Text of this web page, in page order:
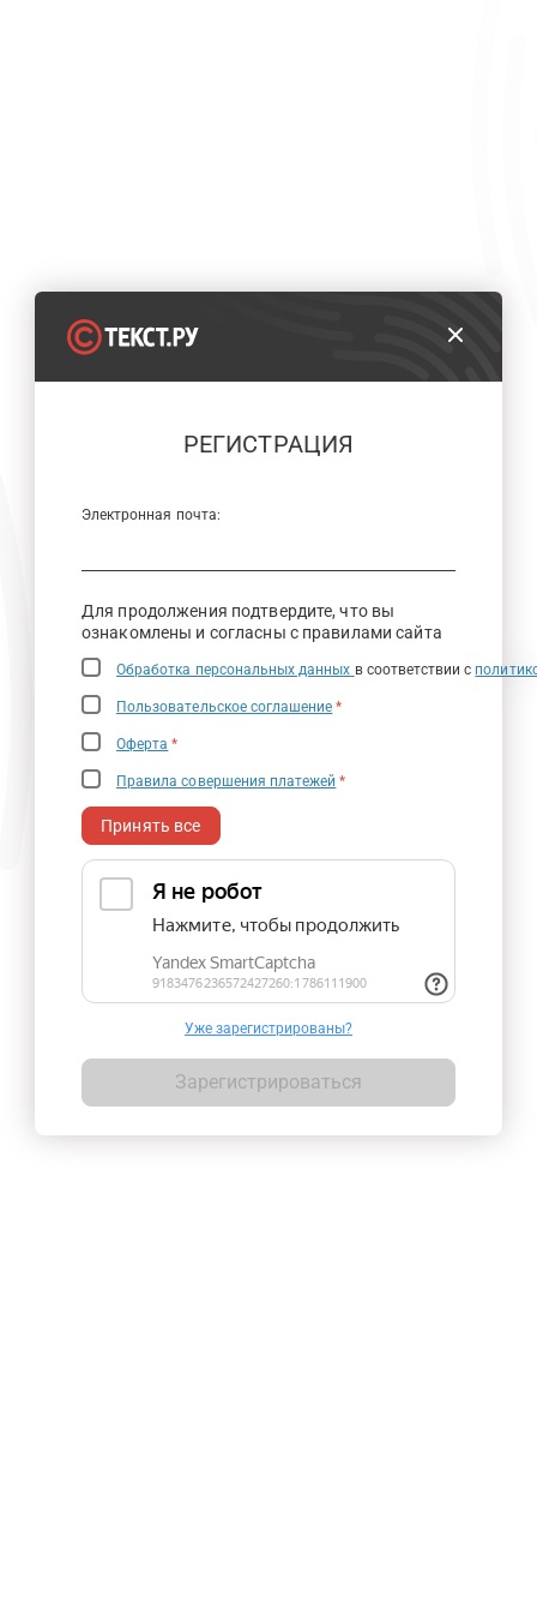
РЕГИСТРАЦИЯ
Электронная почта:
Для продолжения подтвердите, что вы
ознакомлены и согласны с правилами сайта
Обработка персональных данных в соответствии с
Пользовательское соглашение *
Оферта *
Правила совершения платежей *
Принять все
Уже зарегистрированы?
Зарегистрироваться